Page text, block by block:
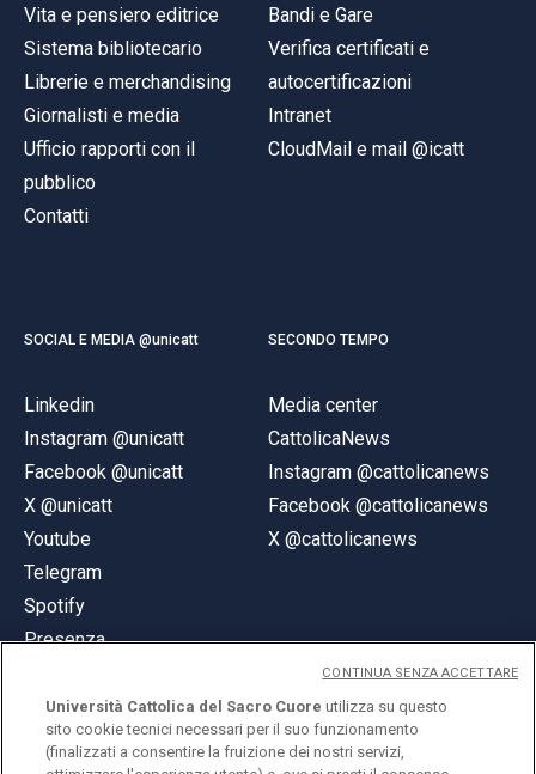
Vita e pensiero editrice
Sistema bibliotecario
Librerie e merchandising
Giornalisti e media
Ufficio rapporti con il
pubblico
Contatti
Bandi e Gare
Verifica certificati e
autocertificazioni
Intranet
CloudMail e mail @icatt
SOCIAL E MEDIA @unicatt
Linkedin
Instagram @unicatt
Facebook @unicatt
X @unicatt
Youtube
Telegram
Spotify
Presenza
SECONDO TEMPO
Media center
CattolicaNews
Instagram @cattolicanews
Facebook @cattolicanews
X @cattolicanews
Università Cattolica del Sacro Cuore utilizza su questo
sito cookie tecnici necessari per il suo funzionamento
(finalizzati a consentire la fruizione dei nostri servizi,
CONTINUA SENZA ACCETTARE